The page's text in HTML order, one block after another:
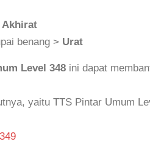
Akhirat
benang > Urat
Level 348 ini dapat
yaitu TTS Pintar Umum